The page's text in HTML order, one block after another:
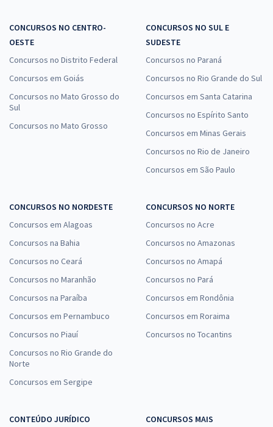
CONCURSOS NO CENTRO-
OESTE
Concursos no Distrito Federal
Concursos em Goiás
Concursos no Mato Grosso do
Sul
Concursos no Mato Grosso
CONCURSOS NO SUL E
SUDESTE
Concursos no Paraná
Concursos no Rio Grande do Sul
Concursos em Santa Catarina
Concursos no Espírito Santo
Concursos em Minas Gerais
Concursos no Rio de Janeiro
Concursos em São Paulo
CONCURSOS NO NORDESTE
Concursos em Alagoas
Concursos na Bahia
Concursos no Ceará
Concursos no Maranhão
Concursos na Paraíba
Concursos em Pernambuco
Concursos no Piauí
Concursos no Rio Grande do
Norte
Concursos em Sergipe
CONCURSOS NO NORTE
Concursos no Acre
Concursos no Amazonas
Concursos no Amapá
Concursos no Pará
Concursos em Rondônia
Concursos em Roraima
Concursos no Tocantins
CONTEÚDO JURÍDICO
CONCURSOS MAIS